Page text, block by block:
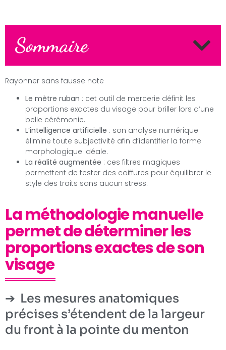
Sommaire
Rayonner sans fausse note
Le mètre ruban : cet outil de mercerie définit les
proportions exactes du visage pour briller lors d’une
belle cérémonie.
L’intelligence artificielle : son analyse numérique
élimine toute subjectivité afin d’identifier la forme
morphologique idéale.
La réalité augmentée : ces filtres magiques
permettent de tester des coiffures pour équilibrer le
style des traits sans aucun stress.
La méthodologie manuelle
permet de déterminer les
proportions exactes de son
visage
Les mesures anatomiques
précises s’étendent de la largeur
du front à la pointe du menton